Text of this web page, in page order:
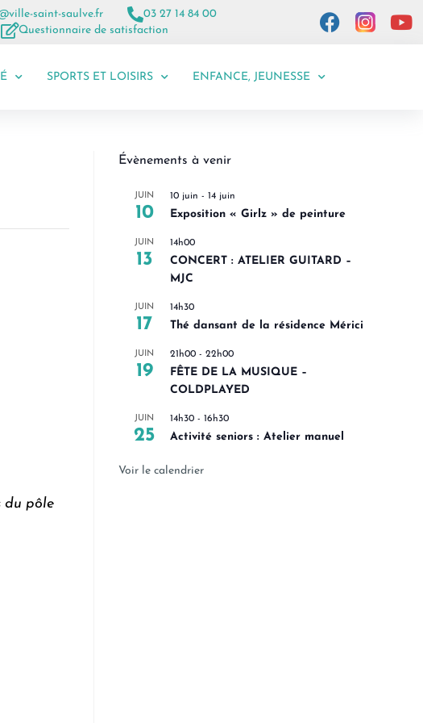
saint-saulve.fr
03 27 14 84 00
Questionnaire de satisfaction
SPORTS ET LOISIRS ENFANCE, JEUNESSE
du pôle
Évènements à venir
JUIN
10
10 juin - 14 juin
Exposition « Girlz » de peinture
JUIN
13
14h00
CONCERT : ATELIER GUITARD –
MJC
JUIN
17
14h30
Thé dansant de la résidence Mérici
JUIN
19
21h00 - 22h00
FÊTE DE LA MUSIQUE –
COLDPLAYED
JUIN
25
14h30 - 16h30
Activité seniors : Atelier manuel
Voir le calendrier